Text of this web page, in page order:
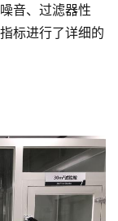
音、过滤器性
标进行了详细的